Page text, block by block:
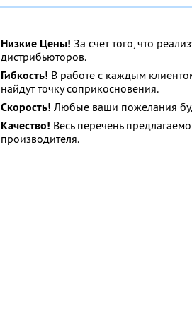
Низкие Цены! За счет того, что
дистрибьюторов.
Гибкость! В работе с каждым
найдут точку соприкосновения.
Скорость! Любые ваши пожелания
Качество! Весь перечень
производителя.